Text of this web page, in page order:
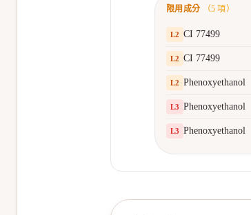
限用成分 （5 項）
L2 CI 77499
L2 CI 77499
L2 Phenoxyethanol
L3 Phenoxyethanol
L3 Phenoxyethanol